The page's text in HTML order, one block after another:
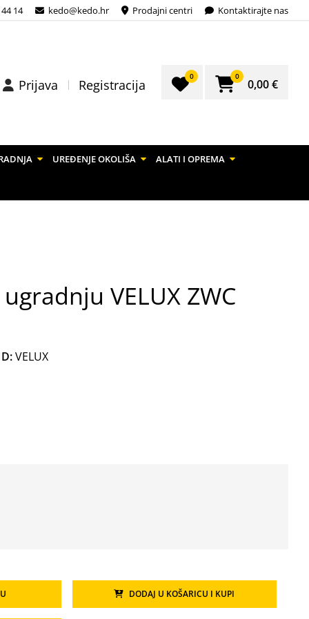
14 kedo@kedo.hr Prodajni centri Kontaktirajte nas
Prijava Registracija
0 0
0,00 €
UREĐENJE OKOLIŠA ALATI I OPREMA
VELUX ZWC
VELUX
DODAJ U KOŠARICU I KUPI